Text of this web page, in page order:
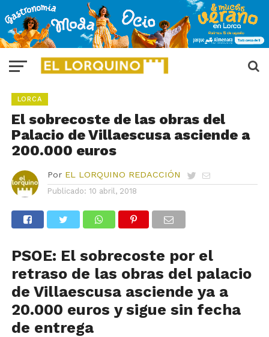
LORCA
El sobrecoste de las obras del
Palacio de Villaescusa asciende a
200.000 euros
Por EL LORQUINO REDACCIÓN
Publicado: 10 abril, 2018
PSOE: El sobrecoste por el
retraso de las obras del palacio
de Villaescusa asciende ya a
20.000 euros y sigue sin fecha
de entrega